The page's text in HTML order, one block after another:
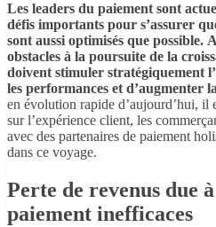
Les leaders du paiement sont
défis importants pour s’assurer
sont aussi optimisés que possible.
obstacles à la poursuite de la
doivent stimuler stratégiquement
les performances et d’augmenter
en évolution rapide d’aujourd’hui, il
sur l’expérience client, les
avec des partenaires de paiement
dans ce voyage.
Perte de revenus due à
paiement inefficaces